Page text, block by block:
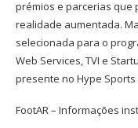
prémios e parcerias que
realidade aumentada.
selecionada para o
Web Services, TVI e
presente no Hype Sports
FootAR – Informações